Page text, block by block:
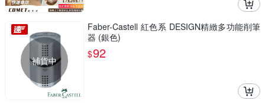
補貨中
Faber-Castell 紅色系 DESIGN精緻多功能削筆
器 (銀色)
$92